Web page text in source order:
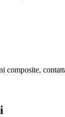
composite,